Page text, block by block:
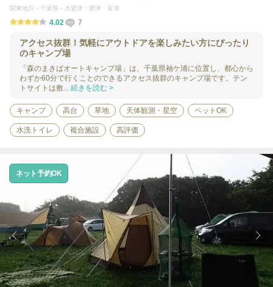
関東地方 千葉県 木更津・君津・富津
4.02 7
アクセス抜群！気軽にアウトドアを楽しみたい方にぴったり
のキャンプ場
「森のまきばオートキャンプ場」は、千葉県袖ケ浦に位置し、都心から
わずか60分で行くことのできるアクセス抜群のキャンプ場です。テン
トサイトは敷... 続きを読む >
キャンプ 高台 草地 天体観測・星空 ペットOK
水洗トイレ 複合施設 高評価
ネット予約OK